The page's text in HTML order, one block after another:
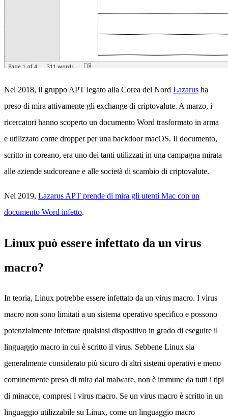
Nel 2018, il gruppo APT legato alla Corea del Nord Lazarus ha
preso di mira attivamente gli exchange di criptovalute. A marzo, i
ricercatori hanno scoperto un documento Word trasformato in arma
e utilizzato come dropper per una backdoor macOS. Il documento,
scritto in coreano, era uno dei tanti utilizzati in una campagna mirata
alle aziende sudcoreane e alle società di scambio di criptovalute.
Nel 2019, Lazarus APT prende di mira gli utenti Mac con un
documento Word infetto.
Linux può essere infettato da un virus
macro?
In teoria, Linux potrebbe essere infettato da un virus macro. I virus
macro non sono limitati a un sistema operativo specifico e possono
potenzialmente infettare qualsiasi dispositivo in grado di eseguire il
linguaggio macro in cui è scritto il virus. Sebbene Linux sia
generalmente considerato più sicuro di altri sistemi operativi e meno
comunemente preso di mira dal malware, non è immune da tutti i tipi
di minacce, compresi i virus macro. Se un virus macro è scritto in un
linguaggio utilizzabile su Linux, come un linguaggio macro